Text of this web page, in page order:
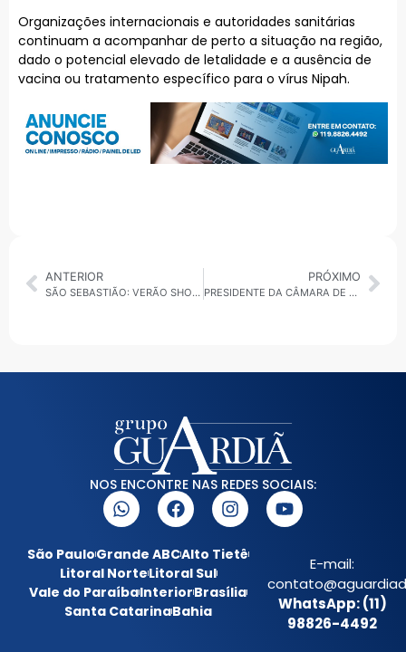
Organizações internacionais e autoridades sanitárias
continuam a acompanhar de perto a situação na região,
dado o potencial elevado de letalidade e a ausência de
vacina ou tratamento específico para o vírus Nipah.
ANTERIOR
SÃO SEBASTIÃO: VERÃO SHOW 2026 SE DESPEDE COM THIAGUINHO E NATANZINHO LIMA APÓS TEMPORADA HISTÓRICA
PRÓXIMO
PRESIDENTE DA CÂMARA DE MAUÁ MOSTRA OTIMISMO PARA 2026 E DIZ NÃO TEMER CLIMA ELEITORAL INTENSO
NOS ENCONTRE NAS REDES SOCIAIS:
São PauloGrande ABCAlto Tietê
Litoral NorteLitoral Sul
Vale do ParaíbaInteriorBrasília
Santa CatarinaBahia
E-mail:
WhatsApp: (11)
98826-4492